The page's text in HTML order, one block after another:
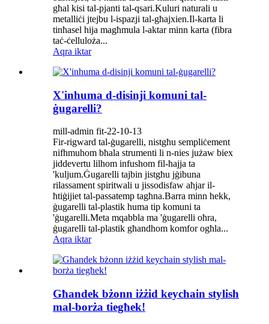
għal kisi tal-pjanti tal-qsari.Kuluri naturali u
metalliċi jtejbu l-ispazji tal-għajxien.Il-karta li
tinħasel hija magħmula l-aktar minn karta (fibra
taċ-ċelluloża...
Aqra iktar
X'inhuma d-disinji komuni tal-
ġugarelli?
mill-admin fit-22-10-13
Fir-rigward tal-ġugarelli, nistgħu sempliċement
nifhmuhom bħala strumenti li n-nies jużaw biex
jiddevertu lilhom infushom fil-ħajja ta
'kuljum.Ġugarelli tajbin jistgħu jġibuna
rilassament spiritwali u jissodisfaw aħjar il-
ħtiġijiet tal-passatemp tagħna.Barra minn hekk,
ġugarelli tal-plastik huma tip komuni ta
'ġugarelli.Meta mqabbla ma 'ġugarelli oħra,
ġugarelli tal-plastik għandhom komfor ogħla...
Aqra iktar
Għandek bżonn iżżid keychain stylish
mal-borża tiegħek!